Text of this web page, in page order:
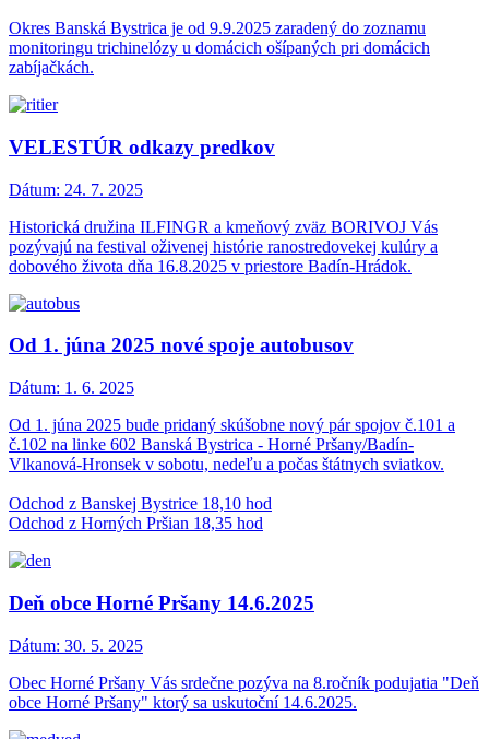
Okres Banská Bystrica je od 9.9.2025 zaradený do zoznamu
monitoringu trichinelózy u domácich ošípaných pri domácich
zabíjačkách.
VELESTÚR odkazy predkov
Dátum: 24. 7. 2025
Historická družina ILFINGR a kmeňový zväz BORIVOJ Vás
pozývajú na festival oživenej histórie ranostredovekej kulúry a
dobového života dňa 16.8.2025 v priestore Badín-Hrádok.
Od 1. júna 2025 nové spoje autobusov
Dátum: 1. 6. 2025
Od 1. júna 2025 bude pridaný skúšobne nový pár spojov č.101 a
č.102 na linke 602 Banská Bystrica - Horné Pršany/Badín-
Vlkanová-Hronsek v sobotu, nedeľu a počas štátnych sviatkov.
Odchod z Banskej Bystrice 18,10 hod
Odchod z Horných Pršian 18,35 hod
Deň obce Horné Pršany 14.6.2025
Dátum: 30. 5. 2025
Obec Horné Pršany Vás srdečne pozýva na 8.ročník podujatia "Deň
obce Horné Pršany" ktorý sa uskutoční 14.6.2025.